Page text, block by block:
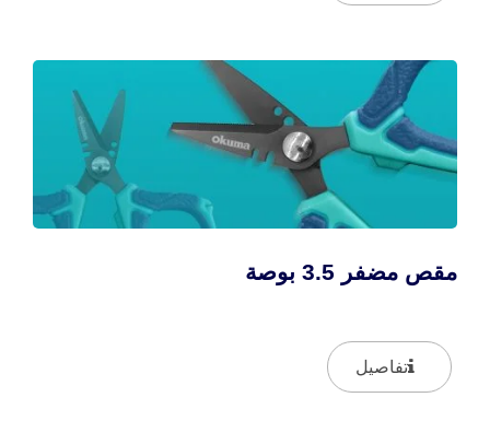
مقص مضفر 3.5 بوصة
تفاصيل